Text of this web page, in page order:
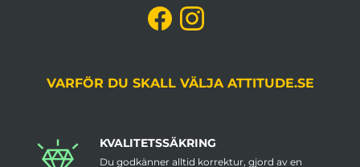
VARFÖR DU SKALL VÄLJA ATTITUDE.SE
KVALITETSSÄKRING
Du godkänner alltid korrektur, gjord av en